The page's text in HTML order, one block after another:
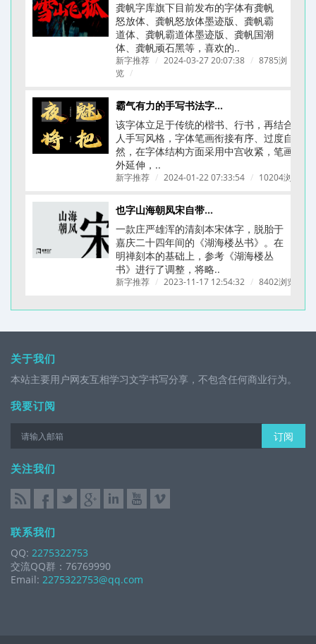
龚帆字库旗下目前发布的字体有龚帆
怒放体、龚帆怒放体墨迹版、龚帆霸
道体、龚帆霸道体墨迹版、龚帆国潮
体、龚帆顽石黑等，喜欢的..
新字推荐 / 2024-03-27 20:07:38 / 8785浏
览 /
霸气有力的手写书法字体-龚帆怒放体(附下载链接)
该字体立足于传统的楷书、行书，再结合个
人手写风格，字体笔画衔接有序、过度自
然，在字体结构方面采用中宫收紧，笔画向
外延伸，..
新字推荐 / 2024-01-22 07:33:54 / 10204浏览
也字山海朝凤宋自带文艺古典刻本质感的字体
一款庄严雄浑的清刻本宋体字，脱胎于
嘉庆二十四年间的《湖海楼丛书》。在
明禅刻本的基础上，参考《湖海楼丛
书》进行了调整，将略..
新字推荐 / 2023-11-17 12:54:32 / 8402浏览
关于我们
本站主要用户网友互相学习文字书写分享，不包含任何商业行为。
我要订阅
订阅
关注我们
联系我们
QQ: 2275322753
交流QQ群：76769990
Email: 2275322753@qq.com